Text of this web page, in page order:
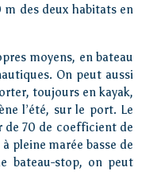
m des deux habitats en
moyens, en bateau
On peut aussi
toujours en kayak,
l’été, sur le port. Le
de 70 de coefficient de
pleine marée basse de
bateau-stop, on peut